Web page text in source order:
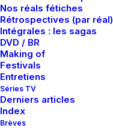
Nos réals fétiches
Rétrospectives (par réal)
Intégrales : les sagas
DVD / BR
Making of
Festivals
Entretiens
Séries TV
Derniers articles
Index
Brèves